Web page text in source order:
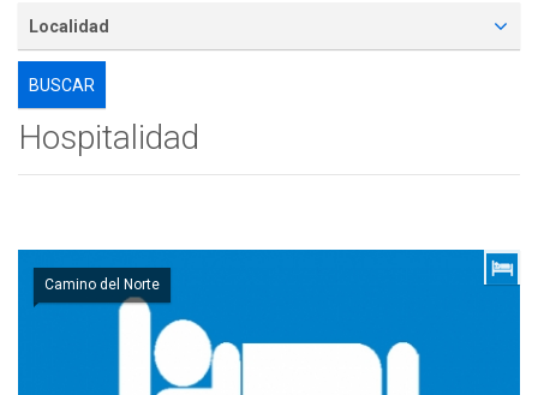
Localidad
Hospitalidad
Camino del Norte